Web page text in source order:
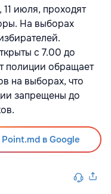
июля, проходят
На выборах
с 7.00 до
полиции обращает
на выборах, что
запрещены до
в Google